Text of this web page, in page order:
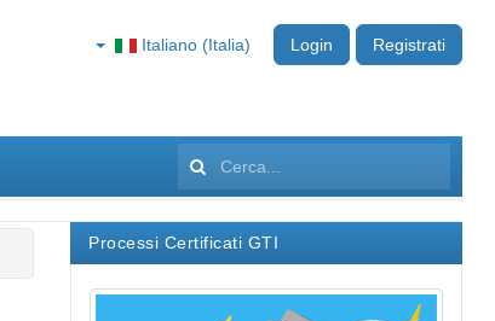
Registrati
Login
Italiano (Italia)
Cerca...
Processi Certificati GTI